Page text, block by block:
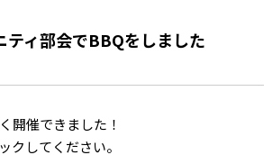
ティ部会でBBQをしました
開催できました！
クしてください。